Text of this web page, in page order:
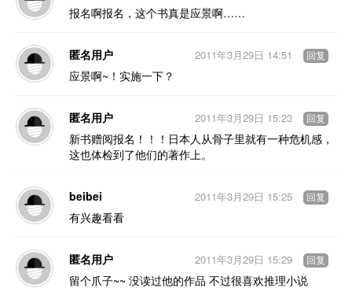
报名啊报名，这个书真是应景啊……
匿名用户
应景啊~！实施一下？
2011年3月29日 14:51 回复
匿名用户
新书赠阅报名！！！日本人从骨子里就有一种危机感，
这也体检到了他们的著作上。
2011年3月29日 15:23 回复
beibei
有兴趣看看
2011年3月29日 15:25 回复
匿名用户
留个爪子~~ 没读过他的作品 不过很喜欢推理小说
2011年3月29日 15:29 回复